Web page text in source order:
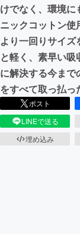
けでなく、環境に
ニックコットン使
より一回りサイズ
と軽く、素早い
に解決する今まで
をすべて取っ払っ
ポスト
LINEで送る
埋め込み